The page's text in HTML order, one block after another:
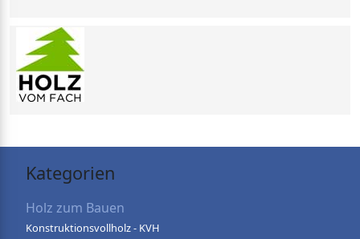
Kategorien
Holz zum Bauen
Konstruktionsvollholz - KVH